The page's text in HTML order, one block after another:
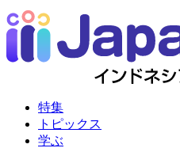
特集
トピックス
学ぶ